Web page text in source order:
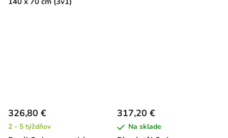
326,80 €
2 - 5 týždňov
317,20 €
Na sklade